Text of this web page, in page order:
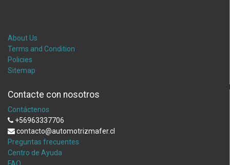
About Us
Terms and Condition
Policies
Sitemap
Contacte con nosotros
Contáctenos
+56963337706
contacto@automotrizmafer.cl
Preguntas frecuentes
Centro de Ayuda